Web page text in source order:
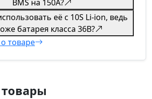
BMS на 150А?
её с 10S Li-ion, ведь
батарея класса 36В?
товаре